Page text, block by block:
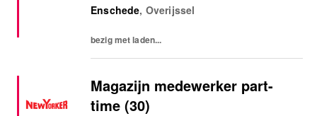
werkomgeving. WEES NEW YORKER
Enschede, Overijssel
bezig met laden...
Magazijn medewerker part-
time (30)